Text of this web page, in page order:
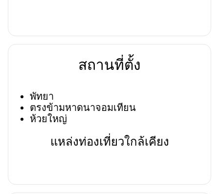
สถานที่ตั้ง
พัทยา
ตรงข้ามหาดนาจอมเทียน
ห้วยใหญ่
แหล่งท่องเที่ยวใกล้เคียง